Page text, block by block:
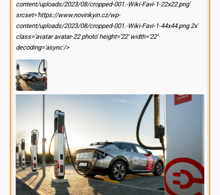
content/uploads/2023/08/cropped-001.-Wiki-Favi-1-22x22.png'
srcset='https://www.novinkyin.cz/wp-
content/uploads/2023/08/cropped-001.-Wiki-Favi-1-44x44.png 2x'
class='avatar avatar-22 photo' height='22' width='22'
decoding='async'/>